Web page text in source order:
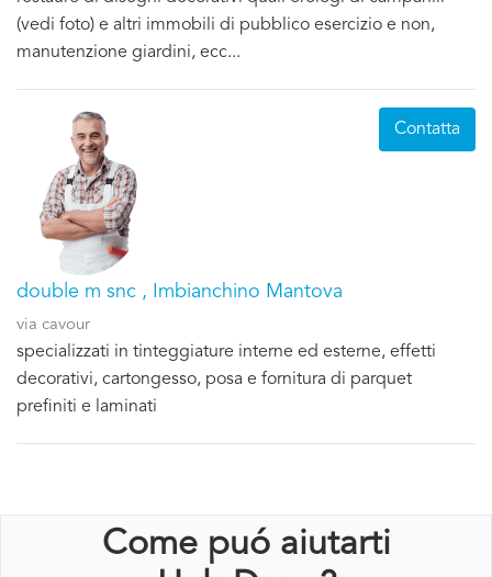
(vedi foto) e altri immobili di pubblico esercizio e non,
manutenzione giardini, ecc...
double m snc , Imbianchino Mantova
via cavour
specializzati in tinteggiature interne ed esterne, effetti
decorativi, cartongesso, posa e fornitura di parquet
prefiniti e laminati
Contatta
Come puó aiutarti